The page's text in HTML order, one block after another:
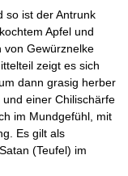
so ist der Antrunk
Apfel und
von Gewürznelke
zeigt es sich
dann grasig herber
einer Chilischärfe
im Mundgefühl, mit
Es gilt als
(Teufel) im